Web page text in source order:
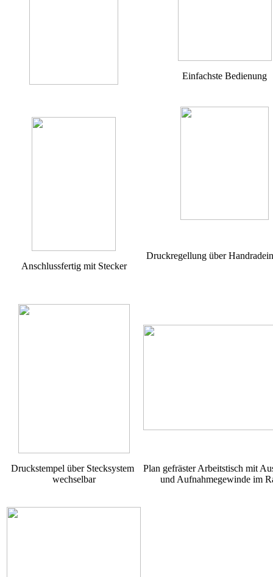
Einfachste Bedienung
Anschlussfertig mit Stecker
Druckregellung über
Druckstempel über Stecksystem
wechselbar
Plan gefräster Arbeitstisch mit
und Aufnahmegewinde im